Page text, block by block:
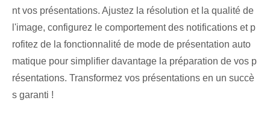
nt vos présentations. Ajustez la résolution et la qualité de
l'image, configurez le comportement des notifications et p
rofitez de la fonctionnalité de mode de présentation auto
matique pour simplifier davantage la préparation de vos p
résentations. Transformez vos présentations en un succè
s garanti !